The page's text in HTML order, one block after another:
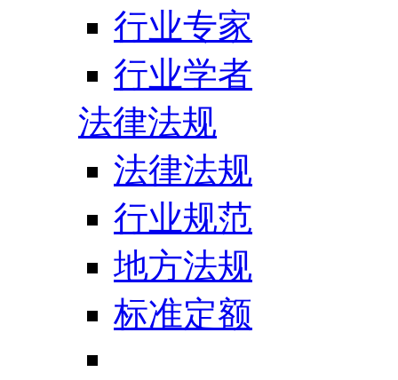
行业专家
行业学者
法律法规
法律法规
行业规范
地方法规
标准定额